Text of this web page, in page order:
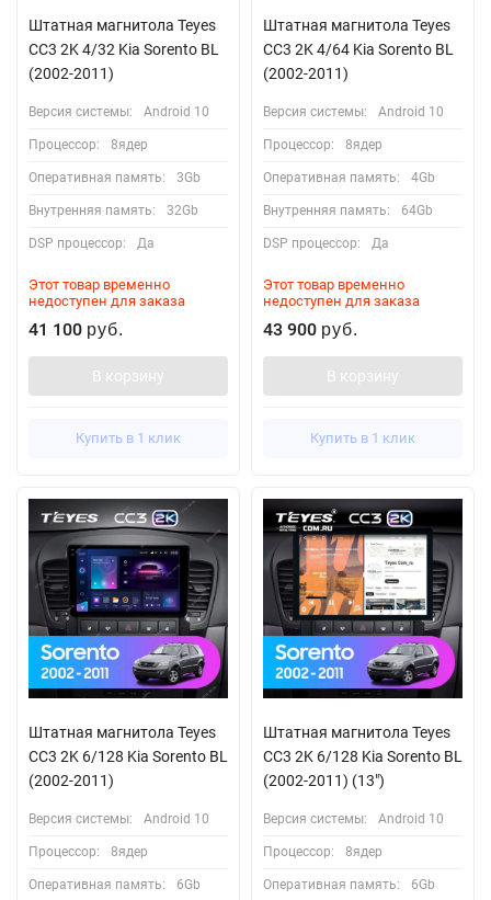
Штатная магнитола Teyes
CC3 2K 4/32 Kia Sorento BL
(2002-2011)
Версия системы: Android 10
Процессор: 8ядер
Оперативная память: 3Gb
Внутренняя память: 32Gb
DSP процессор: Да
Этот товар временно
недоступен для заказа
41 100 руб.
В корзину
Купить в 1 клик
Штатная магнитола Teyes
CC3 2K 4/64 Kia Sorento BL
(2002-2011)
Версия системы: Android 10
Процессор: 8ядер
Оперативная память: 4Gb
Внутренняя память: 64Gb
DSP процессор: Да
Этот товар временно
недоступен для заказа
43 900 руб.
В корзину
Купить в 1 клик
Штатная магнитола Teyes
CC3 2K 6/128 Kia Sorento BL
(2002-2011)
Версия системы: Android 10
Процессор: 8ядер
Оперативная память: 6Gb
Штатная магнитола Teyes
CC3 2K 6/128 Kia Sorento BL
(2002-2011) (13")
Версия системы: Android 10
Процессор: 8ядер
Оперативная память: 6Gb